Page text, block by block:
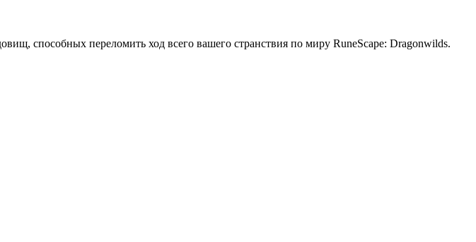
способных переломить ход всего вашего странствия по миру RuneScape: Dragonwilds.